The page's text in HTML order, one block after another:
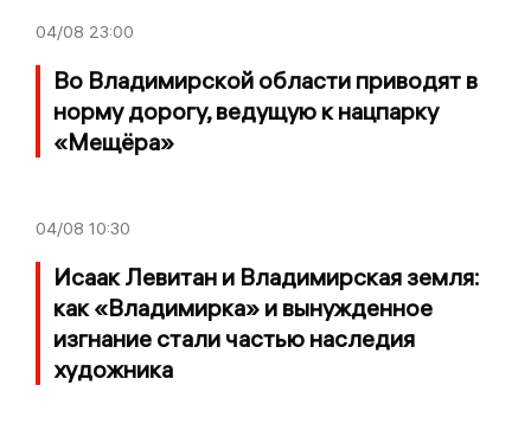
04/08 23:00
Во Владимирской области приводят в
норму дорогу, ведущую к нацпарку
«Мещёра»
04/08 10:30
Исаак Левитан и Владимирская земля:
как «Владимирка» и вынужденное
изгнание стали частью наследия
художника